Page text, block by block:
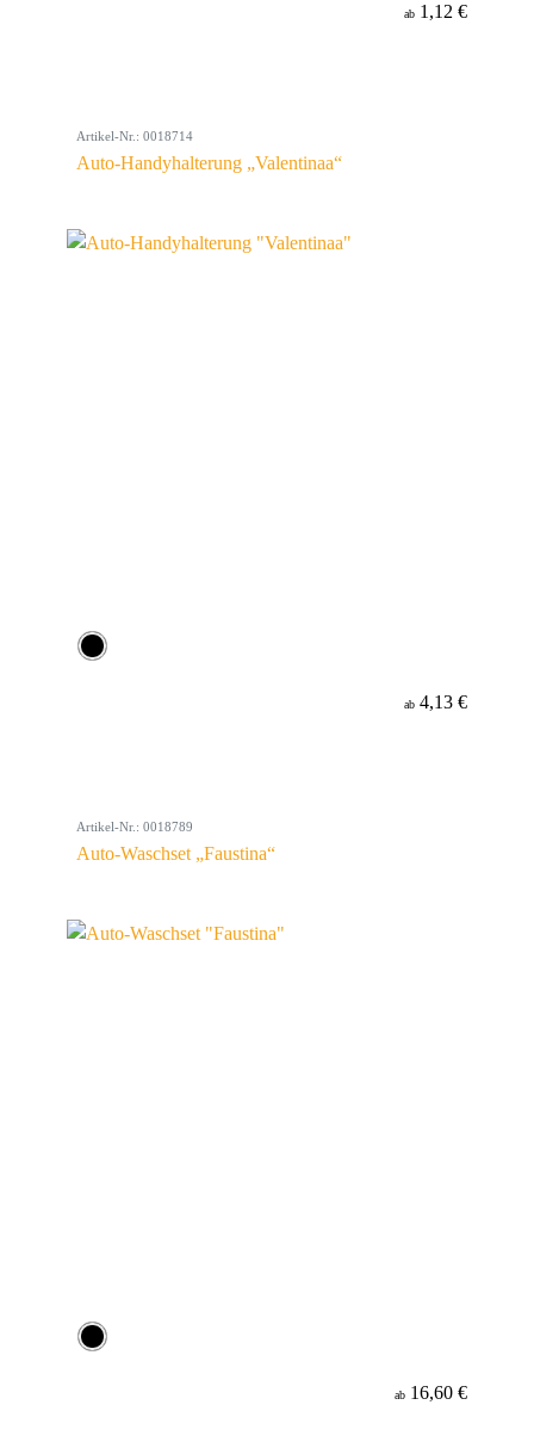
ab 1,12 €
Artikel-Nr.: 0018714
Auto-Handyhalterung „Valentinaa“
ab 4,13 €
Artikel-Nr.: 0018789
Auto-Waschset „Faustina“
ab 16,60 €